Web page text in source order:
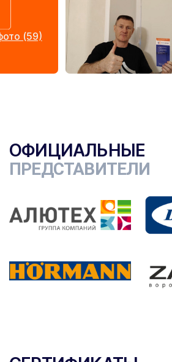
(59)
ОФИЦИАЛЬНЫЕ
ПРЕДСТАВИТЕЛИ